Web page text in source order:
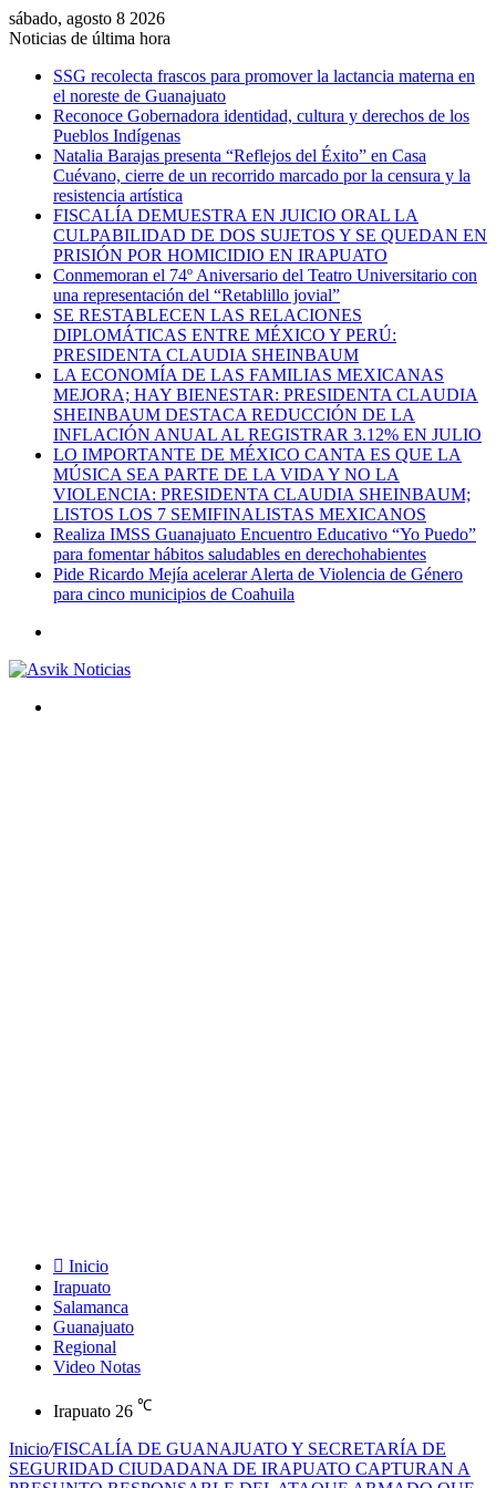
sábado, agosto 8 2026
Noticias de última hora
SSG recolecta frascos para promover la lactancia materna en
el noreste de Guanajuato
Reconoce Gobernadora identidad, cultura y derechos de los
Pueblos Indígenas
Natalia Barajas presenta “Reflejos del Éxito” en Casa
Cuévano, cierre de un recorrido marcado por la censura y la
resistencia artística
FISCALÍA DEMUESTRA EN JUICIO ORAL LA
CULPABILIDAD DE DOS SUJETOS Y SE QUEDAN EN
PRISIÓN POR HOMICIDIO EN IRAPUATO
Conmemoran el 74º Aniversario del Teatro Universitario con
una representación del “Retablillo jovial”
SE RESTABLECEN LAS RELACIONES
DIPLOMÁTICAS ENTRE MÉXICO Y PERÚ:
PRESIDENTA CLAUDIA SHEINBAUM
LA ECONOMÍA DE LAS FAMILIAS MEXICANAS
MEJORA; HAY BIENESTAR: PRESIDENTA CLAUDIA
SHEINBAUM DESTACA REDUCCIÓN DE LA
INFLACIÓN ANUAL AL REGISTRAR 3.12% EN JULIO
LO IMPORTANTE DE MÉXICO CANTA ES QUE LA
MÚSICA SEA PARTE DE LA VIDA Y NO LA
VIOLENCIA: PRESIDENTA CLAUDIA SHEINBAUM;
LISTOS LOS 7 SEMIFINALISTAS MEXICANOS
Realiza IMSS Guanajuato Encuentro Educativo “Yo Puedo”
para fomentar hábitos saludables en derechohabientes
Pide Ricardo Mejía acelerar Alerta de Violencia de Género
para cinco municipios de Coahuila
Inicio
Irapuato
Salamanca
Guanajuato
Regional
Video Notas
Irapuato 26 ℃
Inicio/FISCALÍA DE GUANAJUATO Y SECRETARÍA DE
SEGURIDAD CIUDADANA DE IRAPUATO CAPTURAN A